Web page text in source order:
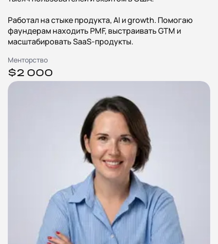
Работал на стыке продукта, AI и growth. Помогаю
фаундерам находить PMF, выстраивать GTM и
масштабировать SaaS-продукты.
Менторство
$2 000